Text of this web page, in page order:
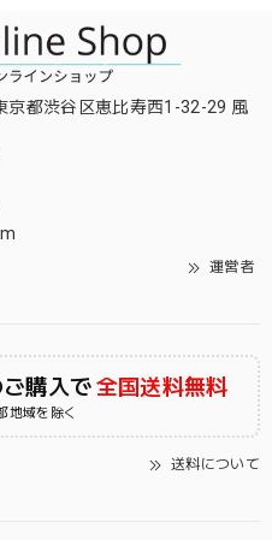
都渋谷区恵比寿西1-32-29 風
運営者
購入で全国送料無料
地域を除く
送料について